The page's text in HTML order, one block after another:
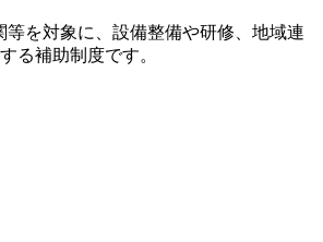
等を対象に、設備整備や研修、地域連
る補助制度です。